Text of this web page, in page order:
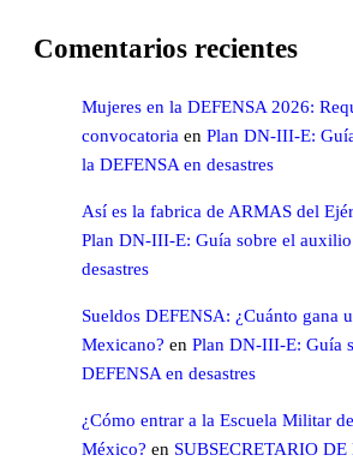
Comentarios recientes
Mujeres en la DEFENSA 2026:
convocatoria en Plan DN-III-E:
la DEFENSA en desastres
Así es la fabrica de ARMAS del
Plan DN-III-E: Guía sobre el
desastres
Sueldos DEFENSA: ¿Cuánto gana
Mexicano? en Plan DN-III-E: Guía
DEFENSA en desastres
¿Cómo entrar a la Escuela Militar
México? en SUBSECRETARIO